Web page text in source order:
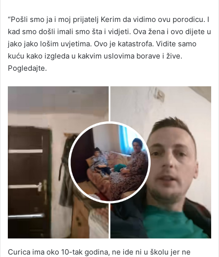
“Pošli smo ja i moj prijatelj Kerim da vidimo ovu porodicu. I
kad smo došli imali smo šta i vidjeti. Ova žena i ovo dijete u
jako jako lošim uvjetima. Ovo je katastrofa. Vidite samo
kuću kako izgleda u kakvim uslovima borave i žive.
Pogledajte.
Curica ima oko 10-tak godina, ne ide ni u školu jer ne